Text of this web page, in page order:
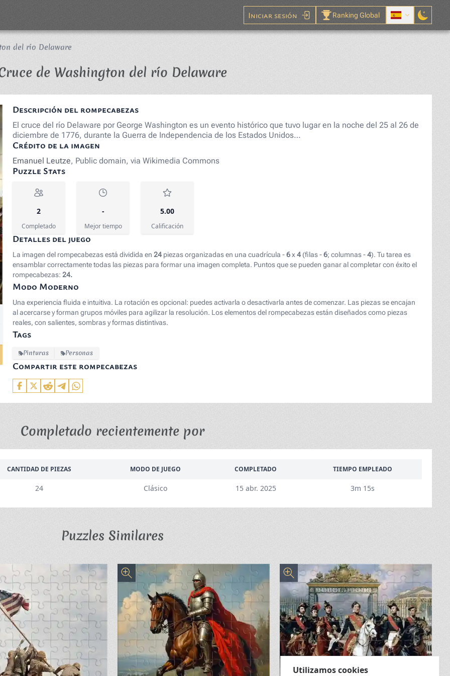
Iniciar sesión Ranking Global
del río Delaware
de Washington del río DelawareRompecabezas
NYC,_1851.jpg" rel="noopener noreferrer"
Descripción del rompecabezas
El cruce del río Delaware por George Washington es un evento histórico que tuvo lugar en la noche del 25 al 26 de
diciembre de 1776, durante la Guerra de Independencia de los Estados Unidos…
Crédito de la imagen
Emanuel Leutze, Public domain, via Wikimedia Commons
Puzzle Stats
2
Completado
-
Mejor tiempo
5.00
Calificación
Detalles del juego
La imagen del rompecabezas está dividida en24 piezas organizadas en una cuadrícula -6x4 (filas -6; columnas -4). Tu tarea es
ensamblar correctamente todas las piezas para formar una imagen completa. Puntos que se pueden ganar al completar con éxito el
rompecabezas:24.
Modo Moderno
Una experiencia fluida e intuitiva. La rotación es opcional: puedes activarla o desactivarla antes de comenzar. Las piezas se encajan
al acercarse y forman grupos móviles para agilizar la resolución. Los elementos del rompecabezas están diseñados como piezas
reales, con salientes, sombras y formas distintivas.
Tags
Pinturas Personas
Compartir este rompecabezas
Completado recientemente por
CANTIDAD DE PIEZAS MODO DE JUEGO COMPLETADO TIEMPO EMPLEADO
24 Clásico 15 abr. 2025 3m 15s
Puzzles Similares
Utilizamos cookies